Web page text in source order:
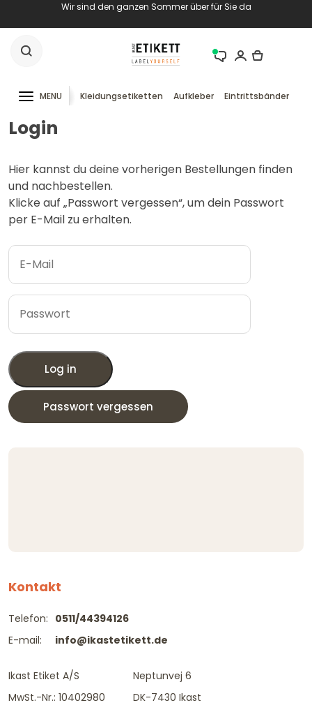
Wir sind den ganzen Sommer über für Sie da
MENU Kleidungsetiketten Aufkleber Eintrittsbänder
Login
Hier kannst du deine vorherigen Bestellungen finden
und nachbestellen.
Klicke auf „Passwort vergessen“, um dein Passwort
per E-Mail zu erhalten.
Log in
Passwort vergessen
Kontakt
Telefon:
E-mail:
0511/44394126
info@ikastetikett.de
Ikast Etiket A/S
MwSt.-Nr.: 10402980
Neptunvej 6
DK-7430 Ikast